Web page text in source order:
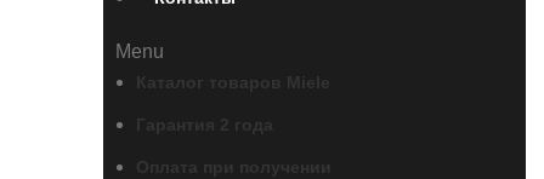
Menu
Каталог товаров Miele
Гарантия 2 года
Оплата при получении